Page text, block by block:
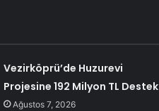
Vezirköprü’de Huzurevi
Projesine 192 Milyon TL Destek
Ağustos 7, 2026